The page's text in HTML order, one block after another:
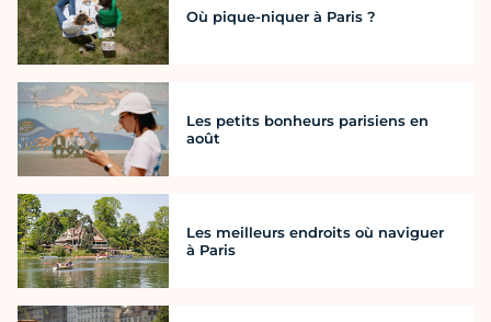
Où pique-niquer à Paris ?
Les petits bonheurs parisiens en
août
Les meilleurs endroits où naviguer
à Paris